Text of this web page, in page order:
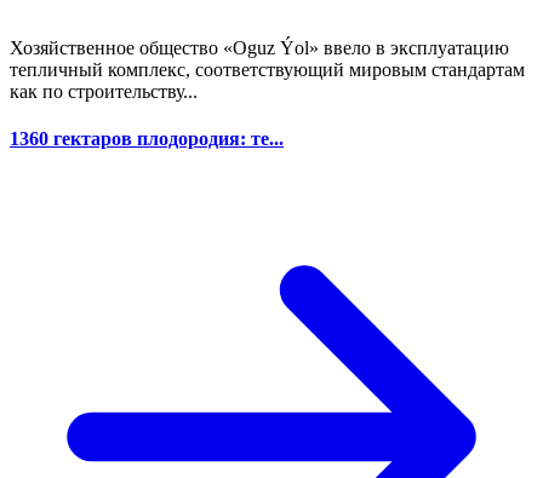
Хозяйственное общество «Oguz Ýol» ввело в эксплуатацию
тепличный комплекс, соответствующий мировым стандартам
как по строительству...
1360 гектаров плодородия: те...